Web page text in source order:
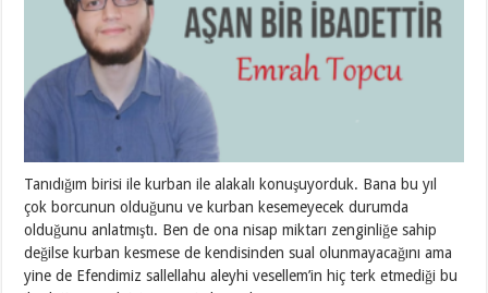
Tanıdığım birisi ile kurban ile alakalı konuşuyorduk. Bana bu yıl
çok borcunun olduğunu ve kurban kesemeyecek durumda
olduğunu anlatmıştı. Ben de ona nisap miktarı zenginliğe sahip
değilse kurban kesmese de kendisinden sual olunmayacağını ama
yine de Efendimiz sallellahu aleyhi vesellem’in hiç terk etmediği bu